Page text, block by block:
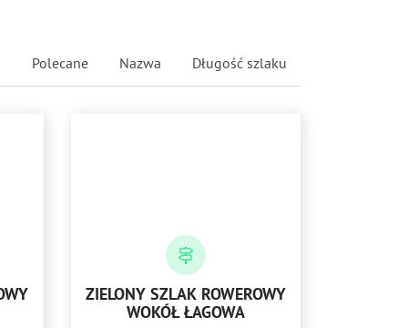
Polecane Nazwa Długość szlaku
ZIELONY SZLAK ROWEROWY
WOKÓŁ ŁAGOWA